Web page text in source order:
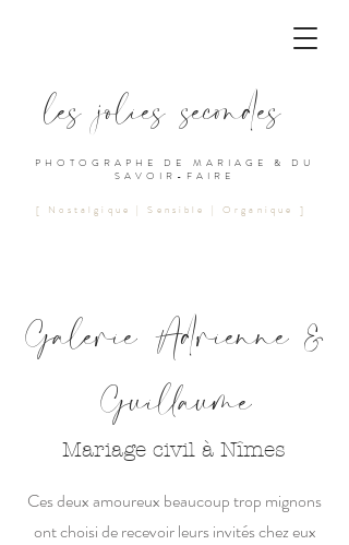
les jolies secondes
PHOTOGRAPHE DE MARIAGE & DU
SAVOIR-FAIRE
[ Nostalgique | Sensible | Organique ]
Galerie Adrienne &
Guillaume
Mariage civil à Nîmes
Ces deux amoureux beaucoup trop mignons
ont choisi de recevoir leurs invités chez eux